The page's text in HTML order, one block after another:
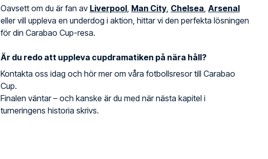
Oavsett om du är fan av Liverpool, Man City, Chelsea, Arsenal
eller vill uppleva en underdog i aktion, hittar vi den perfekta lösningen
för din Carabao Cup-resa.
Är du redo att uppleva cupdramatiken på nära håll?
Kontakta oss idag och hör mer om våra fotbollsresor till Carabao
Cup.
Finalen väntar – och kanske är du med när nästa kapitel i
turneringens historia skrivs.